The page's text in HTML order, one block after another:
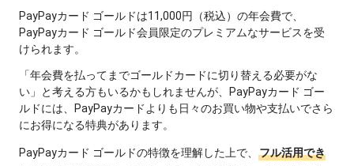
PayPayカード ゴールドは11,000円（税込）の年会費で、
PayPayカード ゴールド会員限定のプレミアムなサービスを受
けられます。
「年会費を払ってまでゴールドカードに切り替える必要がな
い」と考える方もいるかもしれませんが、PayPayカード ゴー
ルドには、PayPayカードよりも日々のお買い物や支払いでさら
にお得になる特典があります。
PayPayカード ゴールドの特徴を理解した上で、 フル活用でき